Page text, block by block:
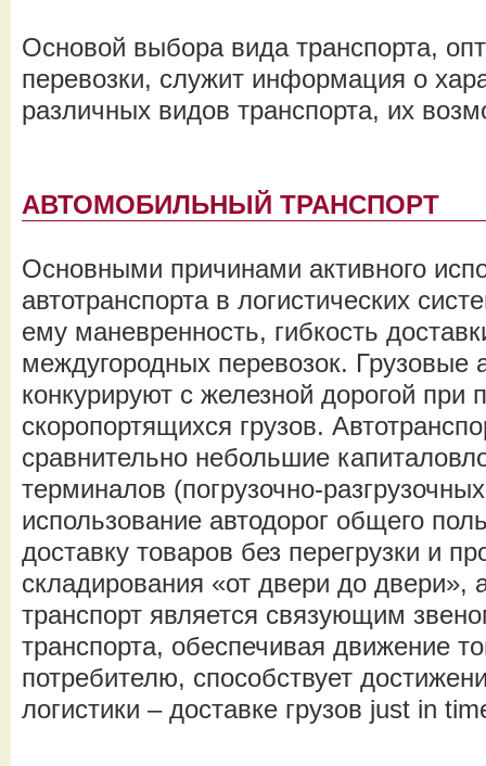
Основой выбора вида транспорта,
перевозки, служит информация о
различных видов транспорта, их
АВТОМОБИЛЬНЫЙ ТРАНСПОРТ
Основными причинами активного
автотранспорта в логистических
ему маневренность, гибкость
междугородных перевозок. Грузовые
конкурируют с железной дорогой при
скоропортящихся грузов.
сравнительно небольшие
терминалов (погрузочно-
использование автодорог общего
доставку товаров без перегрузки и
складирования «от двери до двери»,
транспорт является связующим
транспорта, обеспечивая движение
потребителю, способствует
логистики – доставке грузов just in